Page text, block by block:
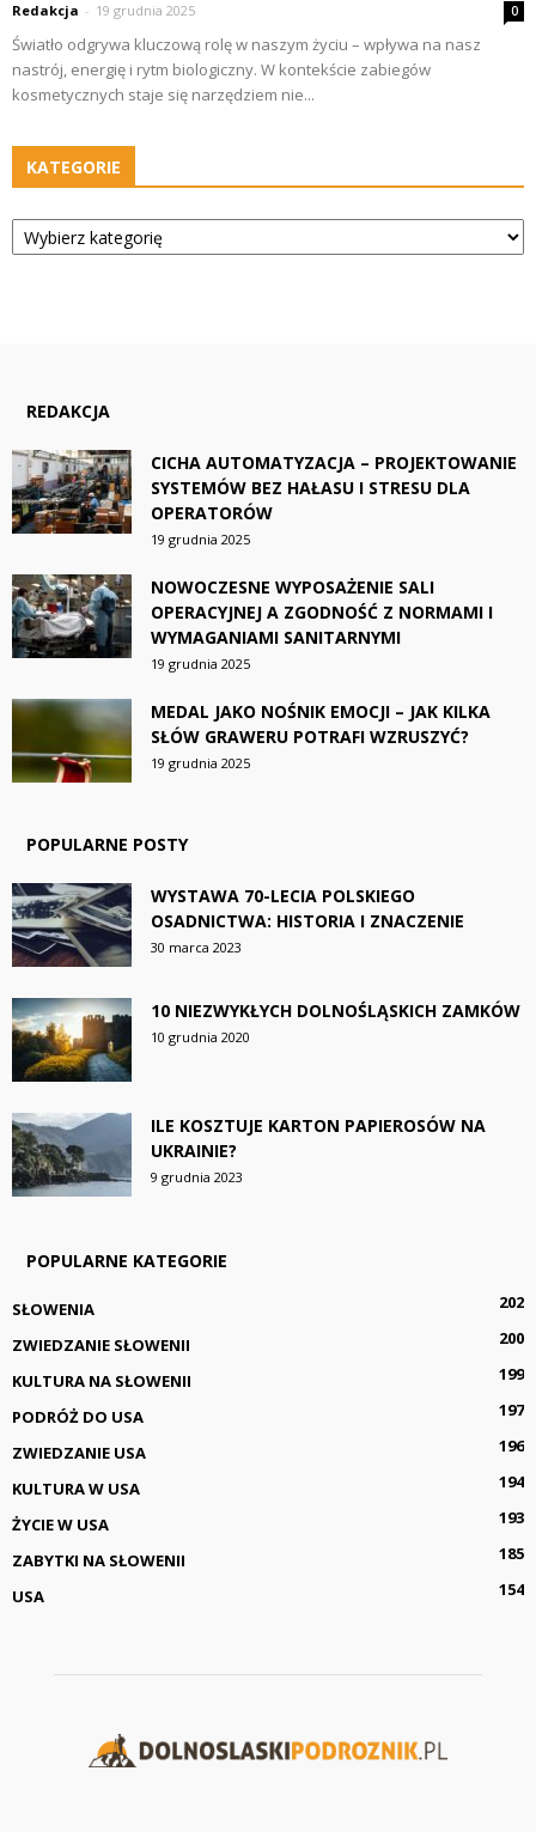
Redakcja - 19 grudnia 2025 0
Światło odgrywa kluczową rolę w naszym życiu – wpływa na nasz
nastrój, energię i rytm biologiczny. W kontekście zabiegów
kosmetycznych staje się narzędziem nie...
KATEGORIE
Kategorie
REDAKCJA
CICHA AUTOMATYZACJA – PROJEKTOWANIE
SYSTEMÓW BEZ HAŁASU I STRESU DLA
OPERATORÓW
19 grudnia 2025
NOWOCZESNE WYPOSAŻENIE SALI
OPERACYJNEJ A ZGODNOŚĆ Z NORMAMI I
WYMAGANIAMI SANITARNYMI
19 grudnia 2025
MEDAL JAKO NOŚNIK EMOCJI – JAK KILKA
SŁÓW GRAWERU POTRAFI WZRUSZYĆ?
19 grudnia 2025
POPULARNE POSTY
WYSTAWA 70-LECIA POLSKIEGO
OSADNICTWA: HISTORIA I ZNACZENIE
30 marca 2023
10 NIEZWYKŁYCH DOLNOŚLĄSKICH ZAMKÓW
10 grudnia 2020
ILE KOSZTUJE KARTON PAPIEROSÓW NA
UKRAINIE?
9 grudnia 2023
POPULARNE KATEGORIE
SŁOWENIA
202
ZWIEDZANIE SŁOWENII
200
KULTURA NA SŁOWENII
199
PODRÓŻ DO USA
197
ZWIEDZANIE USA
196
KULTURA W USA
194
ŻYCIE W USA
193
ZABYTKI NA SŁOWENII
185
USA
154